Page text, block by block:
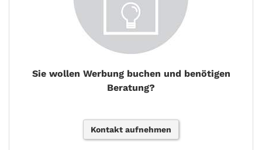
Sie wollen Werbung buchen und benötigen
Beratung?
Kontakt aufnehmen